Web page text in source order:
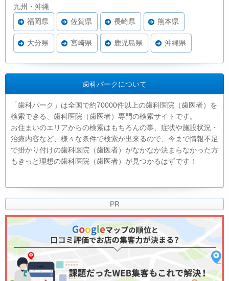
九州・沖縄
福岡県
佐賀県 長崎県 熊本県
大分県 宮崎県 鹿児島県 沖縄県
歯科パークについて
「歯科パーク」は全国で約70000件以上の歯科医院（歯医者）を
検索できる、歯科医院（歯医者）専門の検索サイトです。
お住まいのエリアからの検索はもちろんの事、症状や施設状況・
治療内容など、様々な条件で検索が出来るので、今まで情報不足
で掛かり付けの歯科医院（歯医者）がなかなか決まらなかった方
もきっと理想の歯科医院（歯医者）が見つかるはずです！
PR